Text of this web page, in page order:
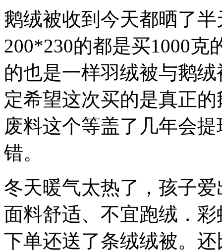
鹅绒被收到今天都晒了
200*230的都是买1000
的也是一样羽绒被与鹅
定希望这次买的是真正
废料这个等盖了几年会
错。
冬天暖气太热了，孩子
面料舒适、不宜跑绒．
下单还送了条绒绒被。